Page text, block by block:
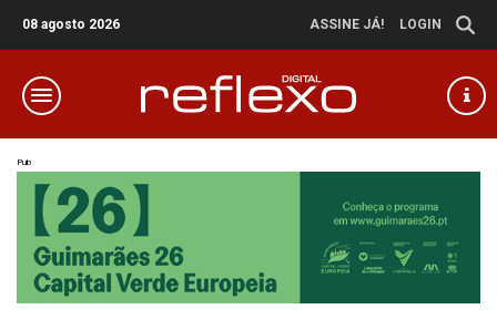
08 agosto 2026 ASSINE JÁ! LOGIN
Pub